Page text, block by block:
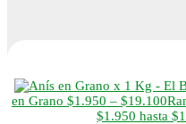
en Grano $1.950 – $19.100
$1.950 hasta